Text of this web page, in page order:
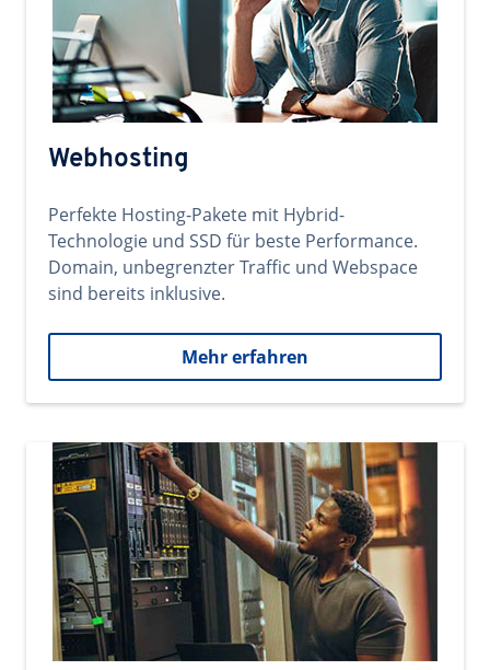
Webhosting
Perfekte Hosting-Pakete mit Hybrid-
Technologie und SSD für beste Performance.
Domain, unbegrenzter Traffic und Webspace
sind bereits inklusive.
Mehr erfahren